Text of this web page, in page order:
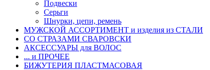
Подвески
Серьги
Шнурки, цепи, ремень
МУЖСКОЙ АССОРТИМЕНТ и изделия из СТАЛИ
СО СТРАЗАМИ СВАРОВСКИ
АКСЕССУАРЫ для ВОЛОС
... и ПРОЧЕЕ
БИЖУТЕРИЯ ПЛАСТМАСОВАЯ